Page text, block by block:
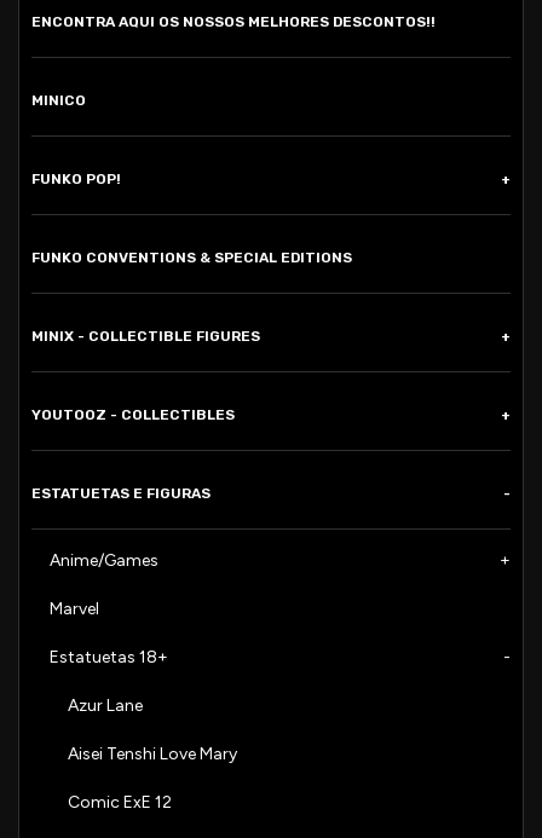
ENCONTRA AQUI OS NOSSOS MELHORES DESCONTOS!!
MINICO
FUNKO POP!
FUNKO CONVENTIONS & SPECIAL EDITIONS
MINIX - COLLECTIBLE FIGURES
YOUTOOZ - COLLECTIBLES
ESTATUETAS E FIGURAS
Anime/Games
Marvel
Estatuetas 18+
Azur Lane
Aisei Tenshi Love Mary
Comic ExE 12